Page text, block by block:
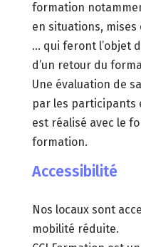
formation
en situations,
… qui feront l’objet
d’un retour du
Une évaluation de
par les participants
est réalisé avec le
formation.
Accessibilité
Nos locaux sont
mobilité réduite.